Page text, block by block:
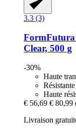
3.3 (3)
FormFutura
Clear, 500 g
-30%
Haute
Haute
€ 56,69 € 80,99
Livraison